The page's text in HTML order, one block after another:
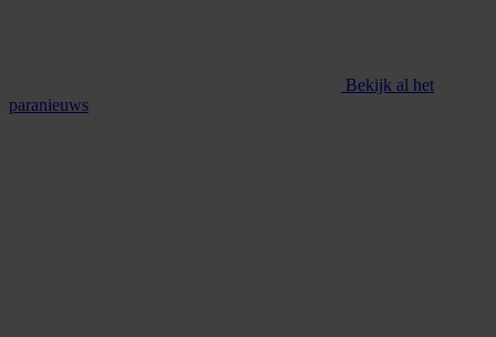
Bekijk al het
paranieuws